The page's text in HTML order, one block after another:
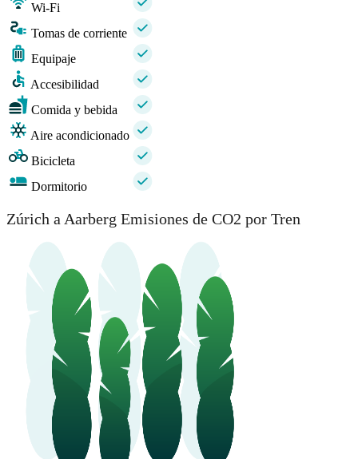
Wi-Fi
Tomas de corriente
Equipaje
Accesibilidad
Comida y bebida
Aire acondicionado
Bicicleta
Dormitorio
Zúrich a Aarberg Emisiones de CO2 por Tren